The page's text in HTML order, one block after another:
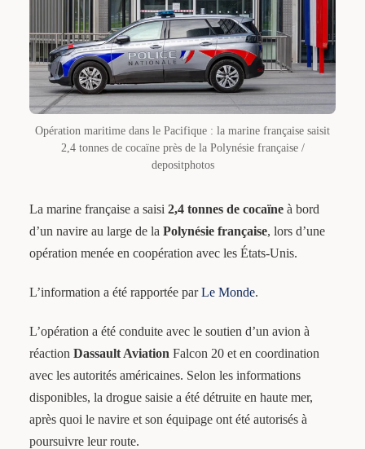
Opération maritime dans le Pacifique : la marine française saisit
2,4 tonnes de cocaïne près de la Polynésie française /
depositphotos
La marine française a saisi 2,4 tonnes de cocaïneà bord
d’un navire au large de la Polynésie française, lors d’une
opération menée en coopération avec les États-Unis.
L’information a été rapportée parLe Monde.
L’opération a été conduite avec le soutien d’un avion à
réaction Dassault Aviation Falcon 20 et en coordination
avec les autorités américaines. Selon les informations
disponibles, la drogue saisie a été détruite en haute mer,
après quoi le navire et son équipage ont été autorisés à
poursuivre leur route.